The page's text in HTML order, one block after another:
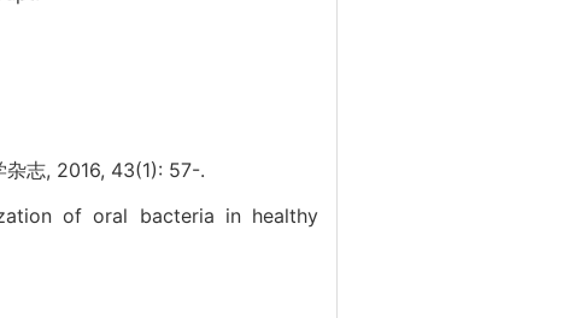
杂志, 2016, 43(1): 57-.
of oral bacteria in healthy